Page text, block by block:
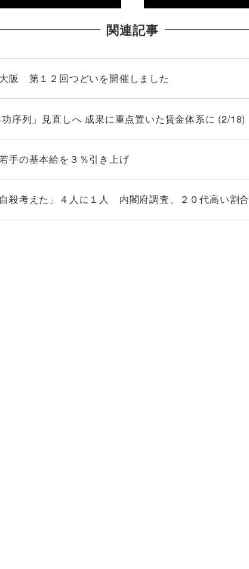
関連記事
阪 第１２回つどいを開催しました
序列」見直しへ 成果に重点置いた賃金体系に (2/18)
手の基本給を３％引き上げ
殺考えた」４人に１人 内閣府調査、２０代高い割合